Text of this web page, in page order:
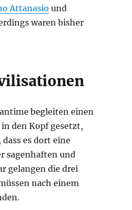
Attanasio und
waren bisher
begleiten einen
den Kopf gesetzt,
es dort eine
sagenhaften und
gelangen die drei
nach einem